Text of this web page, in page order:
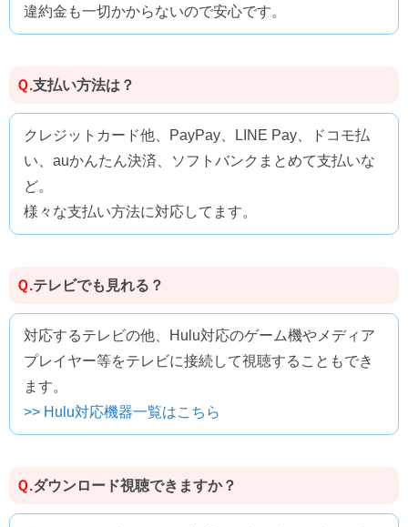
違約金も一切かからないので安心です。
Ｑ.支払い方法は？
クレジットカード他、PayPay、LINE Pay、ドコモ払
い、auかんたん決済、ソフトバンクまとめて支払いな
ど。
様々な支払い方法に対応してます。
Ｑ.テレビでも見れる？
対応するテレビの他、Hulu対応のゲーム機やメディア
プレイヤー等をテレビに接続して視聴することもでき
ます。
>> Hulu対応機器一覧はこちら
Ｑ.ダウンロード視聴できますか？